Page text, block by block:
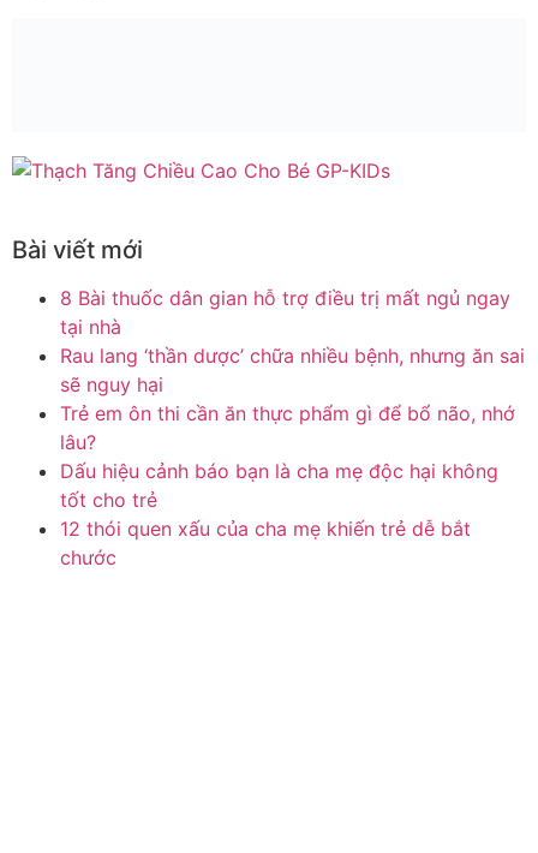
Bài viết mới
8 Bài thuốc dân gian hỗ trợ điều trị mất ngủ ngay
tại nhà
Rau lang ‘thần dược’ chữa nhiều bệnh, nhưng ăn sai
sẽ nguy hại
Trẻ em ôn thi cần ăn thực phẩm gì để bổ não, nhớ
lâu?
Dấu hiệu cảnh báo bạn là cha mẹ độc hại không
tốt cho trẻ
12 thói quen xấu của cha mẹ khiến trẻ dễ bắt
chước